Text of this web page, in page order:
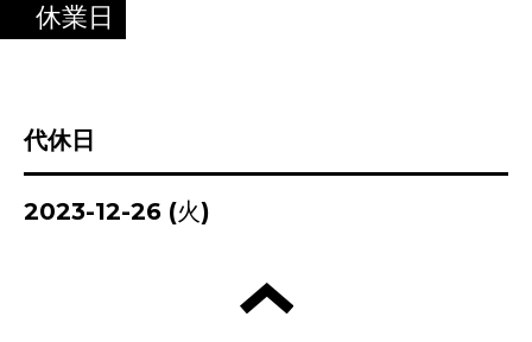
休業日
代休日
2023-12-26 (火)